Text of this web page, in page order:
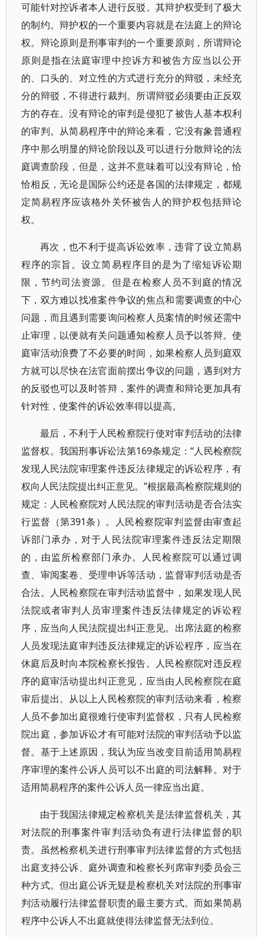
可能针对控诉者本人进行反驳。其辩护权受到了极大
的制约。辩护权的一个重要内容就是在法庭上的辩论
权。辩论原则是刑事审判的一个重要原则，所谓辩论
原则是指在法庭审理中控诉方和被告方应当以公开
的、口头的、对立性的方式进行充分的辩驳，未经充
分的辩驳，不得进行裁判。所谓辩驳必须要由正反双
方的存在。没有辩论的审判是侵犯了被告人基本权利
的审判。从简易程序中的辩论来看，它没有象普通程
序中那么明显的辩论阶段以及可以进行分散辩论的法
庭调查阶段，但是，这并不意味着可以没有辩论，恰
恰相反，无论是国际公约还是各国的法律规定，都规
定简易程序应该格外关怀被告人的辩护权包括辩论
权。
再次，也不利于提高诉讼效率，违背了设立简易
程序的宗旨。设立简易程序目的是为了缩短诉讼期
限，节约司法资源。但是在检察人员不到庭的情况
下，双方难以找准案件争议的焦点和需要调查的中心
问题，而且遇到需要询问检察人员案情的时候还需中
止审理，以便就有关问题通知检察人员予以答辩。使
庭审活动浪费了不必要的时间，如果检察人员到庭双
方就可以尽快在法官面前摆出争议的问题，遇到对方
的反驳也可以及时答辩，案件的调查和辩论更加具有
针对性，使案件的诉讼效率得以提高。
最后，不利于人民检察院行使对审判活动的法律
监督权。我国刑事诉讼法第169条规定：“人民检察院
发现人民法院审理案件违反法律规定的诉讼程序，有
权向人民法院提出纠正意见。”根据最高检察院规则的
规定：人民检察院对人民法院的审判活动是否合法实
行监督（第391条）。人民检察院审判监督由审查起
诉部门承办，对于人民法院审理案件违反法定期限
的，由监所检察部门承办。人民检察院可以通过调
查、审阅案卷、受理申诉等活动，监督审判活动是否
合法。人民检察院在审判活动监督中，如果发现人民
法院或者审判人员审理案件违反法律规定的诉讼程
序，应当向人民法院提出纠正意见。出席法庭的检察
人员发现法庭审判违反法律规定的诉讼程序，应当在
休庭后及时向本院检察长报告。人民检察院对违反程
序的庭审活动提出纠正意见，应当由人民检察院在庭
审后提出。从以上人民检察院的审判活动来看，检察
人员不参加出庭很难行使审判监督权，只有人民检察
院出庭，参加诉讼才有可能对法院的审判活动予以监
督。基于上述原因，我认为应当改变目前适用简易程
序审理的案件公诉人员可以不出庭的司法解释。对于
适用简易程序的案件公诉人员一律应当出庭。
由于我国法律规定检察机关是法律监督机关，其
对法院的刑事案件审判活动负有进行法律监督的职
责。虽然检察机关进行刑事审判法律监督的方式包括
出庭支持公诉、庭外调查和检察长列席审判委员会三
种方式。但出庭公诉无疑是检察机关对法院的刑事审
判活动履行法律监督职责的最主要方式。而如果简易
程序中公诉人不出庭就使得法律监督无法到位。